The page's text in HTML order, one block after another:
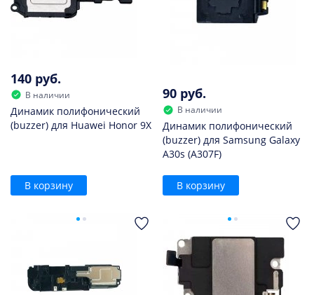
140 руб.
В наличии
Динамик полифонический
(buzzer) для Huawei Honor 9X
В корзину
90 руб.
В наличии
Динамик полифонический
(buzzer) для Samsung Galaxy
A30s (A307F)
В корзину